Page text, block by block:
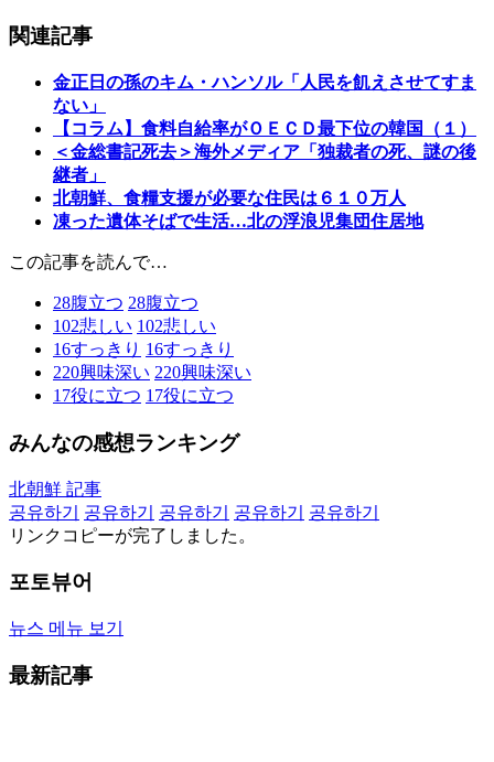
関連記事
金正日の孫のキム・ハンソル「人民を飢えさせてすま
ない」
【コラム】食料自給率がＯＥＣＤ最下位の韓国（１）
＜金総書記死去＞海外メディア「独裁者の死、謎の後
継者」
北朝鮮、食糧支援が必要な住民は６１０万人
凍った遺体そばで生活…北の浮浪児集団住居地
この記事を読んで…
28腹立つ 28腹立つ
102悲しい 102悲しい
16すっきり 16すっきり
220興味深い 220興味深い
17役に立つ 17役に立つ
みんなの感想ランキング
北朝鮮 記事
공유하기
공유하기 공유하기 공유하기
공유하기
リンクコピーが完了しました。
포토뷰어
뉴스 메뉴 보기
最新記事